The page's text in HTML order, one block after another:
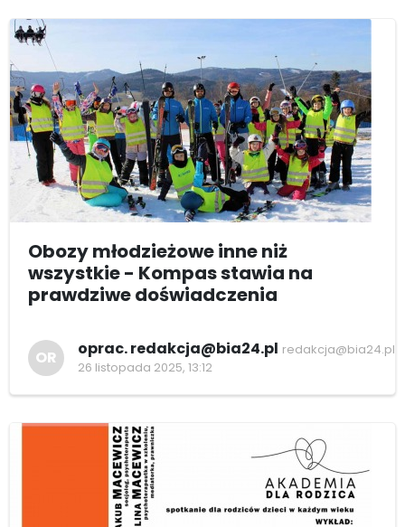
Obozy młodzieżowe inne niż
wszystkie - Kompas stawia na
prawdziwe doświadczenia
OR oprac. redakcja@bia24.pl redakcja@bia24.pl
26 listopada 2025, 13:12